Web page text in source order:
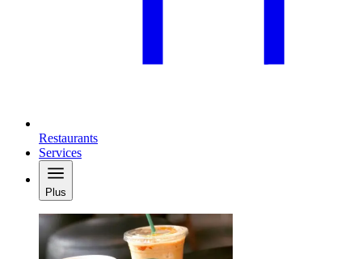
Restaurants
Services
Plus